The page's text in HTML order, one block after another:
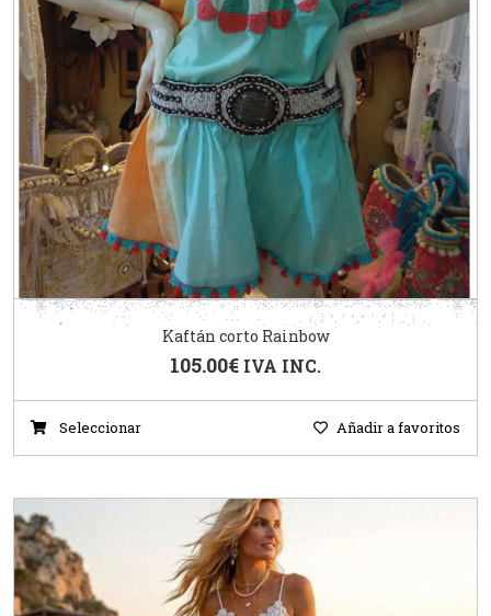
Kaftán corto Rainbow
105.00€ IVA INC.
Seleccionar Añadir a favoritos